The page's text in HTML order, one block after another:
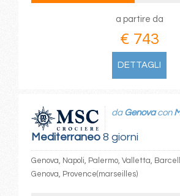
a partire da
€ 743
DETTAGLI
Mediterraneo8 giorni
da Genovacon
Genova, Napoli, Palermo, Valletta,
Genova, Provence(marseilles)